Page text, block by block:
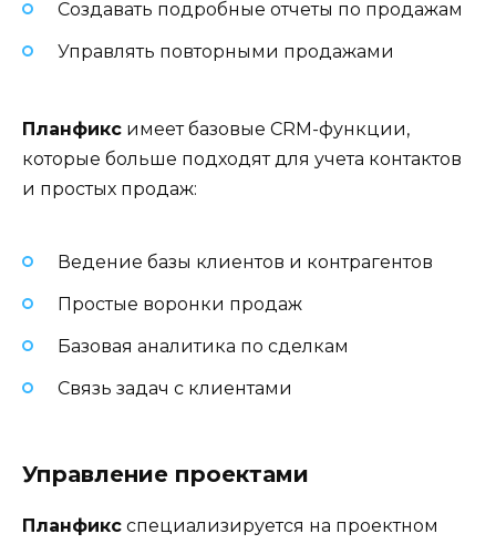
Создавать подробные отчеты по продажам
Управлять повторными продажами
Планфикс имеет базовые CRM-функции,
которые больше подходят для учета контактов
и простых продаж:
Ведение базы клиентов и контрагентов
Простые воронки продаж
Базовая аналитика по сделкам
Связь задач с клиентами
Управление проектами
Планфикс специализируется на проектном